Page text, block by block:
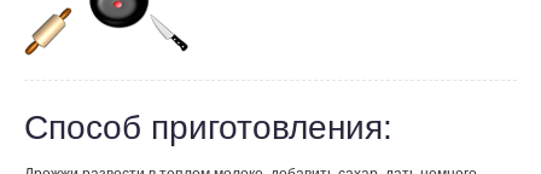
Способ приготовления: